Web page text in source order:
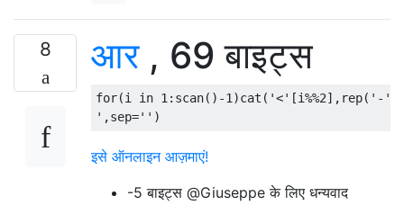
8 आर, 69 बाइट्स
for(i in 1 : scan() -1 )cat ( '<' [i%%2], rep( '-'
' ,sep='' )
इसे ऑनलाइन आज़माएं!
-5 बाइट्स @Giuseppe के लिए धन्यवाद